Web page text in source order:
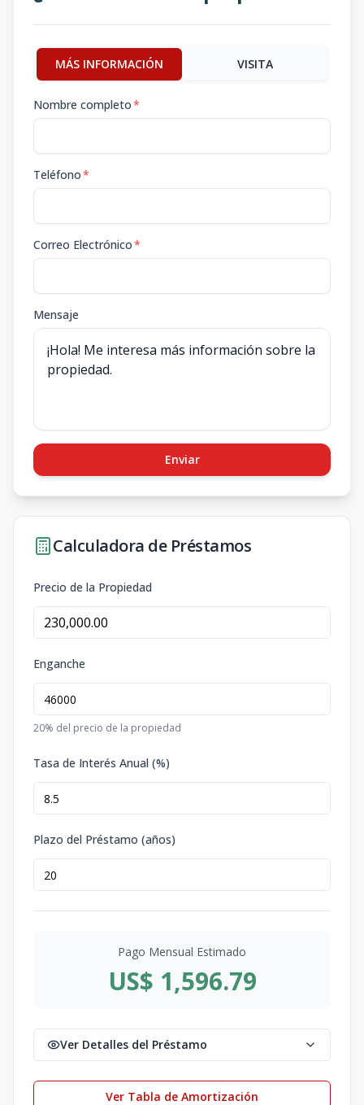
MÁS INFORMACIÓN VISITA
Nombre completo*
Teléfono*
Correo Electrónico*
Mensaje
Enviar
Calculadora de Préstamos
Precio de la Propiedad
Enganche
20% del precio de la propiedad
Tasa de Interés Anual (%)
Plazo del Préstamo (años)
Pago Mensual Estimado
US$ 1,596.79
Ver Detalles del Préstamo
Ver Tabla de Amortización